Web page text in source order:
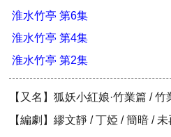
淮水竹亭 第6集
淮水竹亭 第4集
淮水竹亭 第2集
【又名】狐妖小紅娘·竹業篇 /
【編劇】繆文靜 / 丁婭 / 簡暗 /